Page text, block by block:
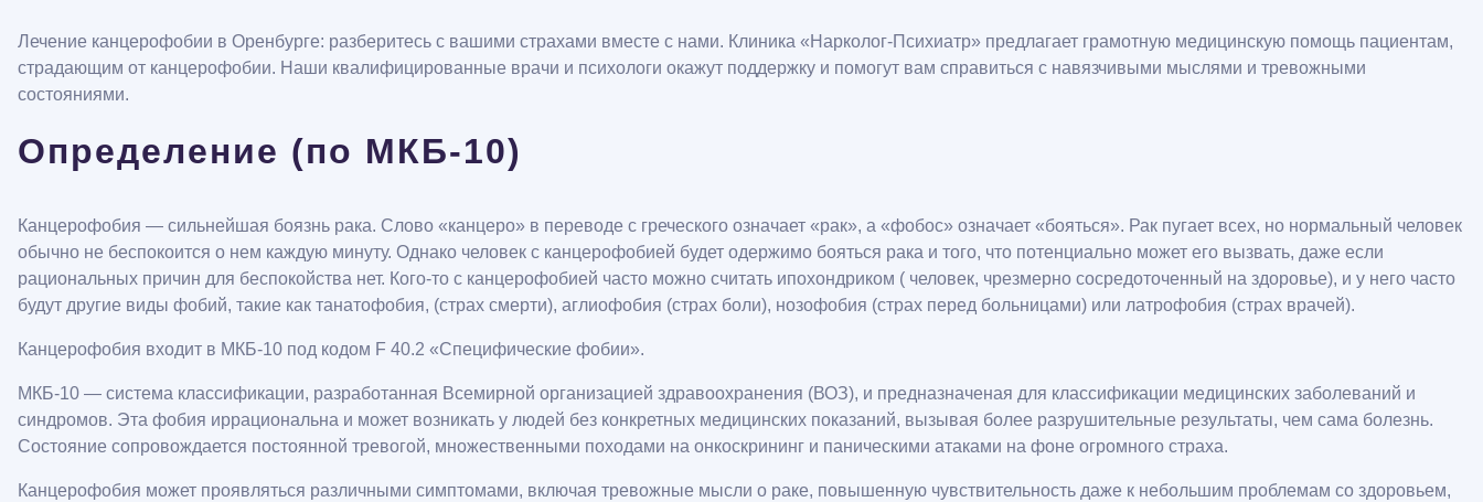
Лечение канцерофобии в Оренбурге: разберитесь с вашими страхами вместе с нами. Клиника «Нарколог-Психиатр» предлагает грамотную медицинскую помощь пациентам,
страдающим от канцерофобии. Наши квалифицированные врачи и психологи окажут поддержку и помогут вам справиться с навязчивыми мыслями и тревожными
состояниями.
Определение (по МКБ-10)
Канцерофобия — сильнейшая боязнь рака. Слово «канцеро» в переводе с греческого означает «рак», а «фобос» означает «бояться». Рак пугает всех, но нормальный человек
обычно не беспокоится о нем каждую минуту. Однако человек с канцерофобией будет одержимо бояться рака и того, что потенциально может его вызвать, даже если
рациональных причин для беспокойства нет. Кого-то с канцерофобией часто можно считать ипохондриком ( человек, чрезмерно сосредоточенный на здоровье), и у него часто
будут другие виды фобий, такие как танатофобия, (страх смерти), аглиофобия (страх боли), нозофобия (страх перед больницами) или латрофобия (страх врачей).
Канцерофобия входит в МКБ-10 под кодом F 40.2 «Специфические фобии».
МКБ-10 — система классификации, разработанная Всемирной организацией здравоохранения (ВОЗ), и предназначеная для классификации медицинских заболеваний и
синдромов. Эта фобия иррациональна и может возникать у людей без конкретных медицинских показаний, вызывая более разрушительные результаты, чем сама болезнь.
Состояние сопровождается постоянной тревогой, множественными походами на онкоскрининг и паническими атаками на фоне огромного страха.
Канцерофобия может проявляться различными симптомами, включая тревожные мысли о раке, повышенную чувствительность даже к небольшим проблемам со здоровьем,